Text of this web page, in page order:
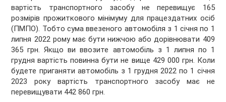
вартість транспортного засобу не перевищує 165
розмірів прожиткового мінімуму для працездатних осіб
(ПМПО). Тобто сума ввезеного автомобіля з 1 січня по 1
липня 2022 рому має бути нижчою або дорівнювати 409
365 грн. Якщо ви ввозите автомобіль з 1 липня по 1
грудня вартість повинна бути не вище 429 000 грн. Коли
будете приганяти автомобіль з 1 грудня 2022 по 1 січня
2023 року вартість транспортного засобу має не
перевищувати 442 860 грн.